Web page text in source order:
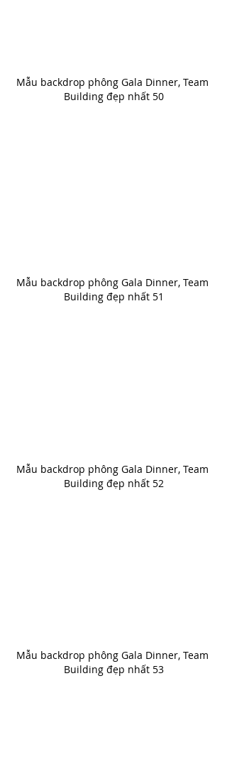
Mẫu backdrop phông Gala Dinner, Team
Building đẹp nhất 50
Mẫu backdrop phông Gala Dinner, Team
Building đẹp nhất 51
Mẫu backdrop phông Gala Dinner, Team
Building đẹp nhất 52
Mẫu backdrop phông Gala Dinner, Team
Building đẹp nhất 53